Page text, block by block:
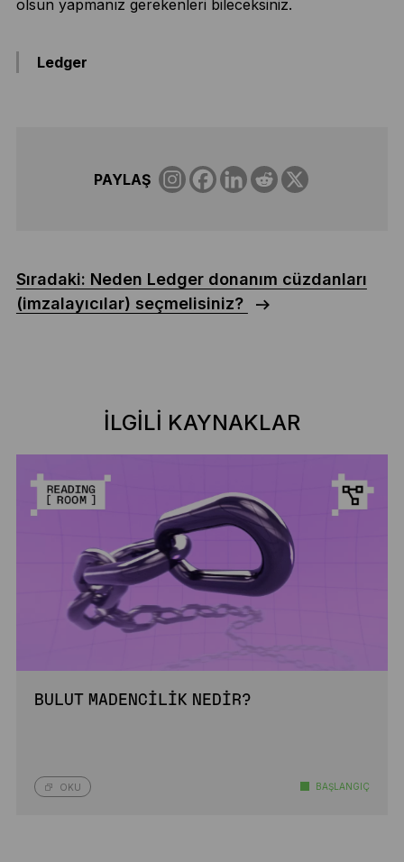
olsun yapmanız gerekenleri bileceksiniz.
Ledger
PAYLAŞ
Sıradaki: Neden Ledger donanım cüzdanları
(imzalayıcılar) seçmelisiniz?
İLGILI KAYNAKLAR
BULUT MADENCILIK NEDIR?
OKU BAŞLANGIÇ